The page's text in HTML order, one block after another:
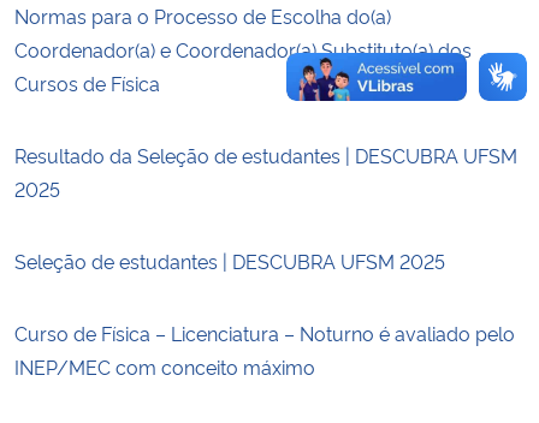
Normas para o Processo de Escolha do(a)
Coordenador(a) e Coordenador(a) Substituto(a) dos
Cursos de Física
Resultado da Seleção de estudantes | DESCUBRA UFSM
2025
Seleção de estudantes | DESCUBRA UFSM 2025
Curso de Física – Licenciatura – Noturno é avaliado pelo
INEP/MEC com conceito máximo